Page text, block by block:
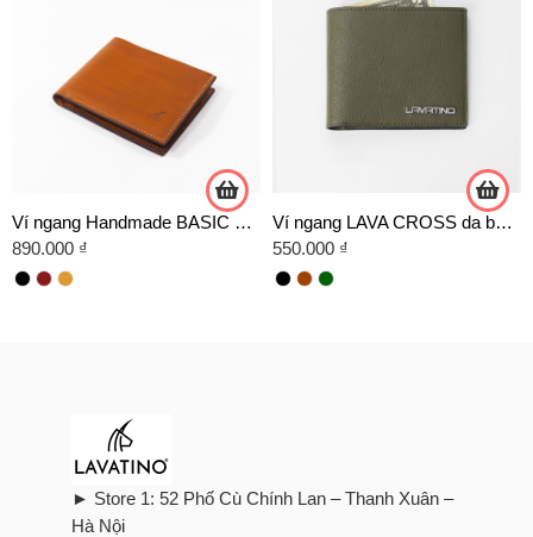
Ví ngang Handmade BASIC da Veg
890.000 ₫
Ví ngang LAVA CROSS da bò cao cấp
550.000 ₫
► Store 1: 52 Phố Cù Chính Lan – Thanh Xuân –
Hà Nội